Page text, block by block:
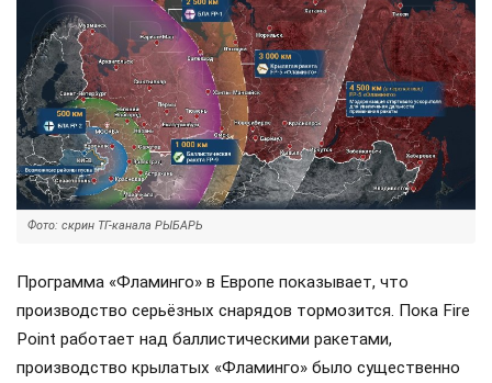
Фото: скрин ТГ-канала РЫБАРЬ
Программа «Фламинго» в Европе показывает, что
производство серьёзных снарядов тормозится. Пока Fire
Point работает над баллистическими ракетами,
производство крылатых «Фламинго» было существенно